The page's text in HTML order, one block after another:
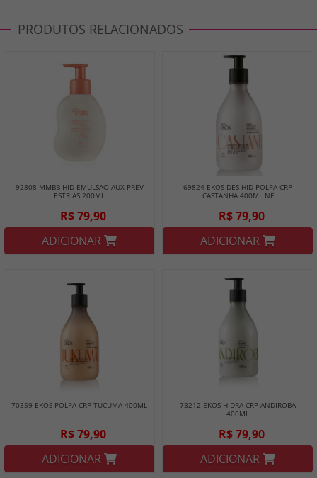
PRODUTOS RELACIONADOS
92808 MMBB HID EMULSAO AUX PREV
ESTRIAS 200ML
R$ 79,90
ADICIONAR
69824 EKOS DES HID POLPA CRP
CASTANHA 400ML NF
R$ 79,90
ADICIONAR
70359 EKOS POLPA CRP TUCUMA 400ML
R$ 79,90
ADICIONAR
73212 EKOS HIDRA CRP ANDIROBA
400ML
R$ 79,90
ADICIONAR